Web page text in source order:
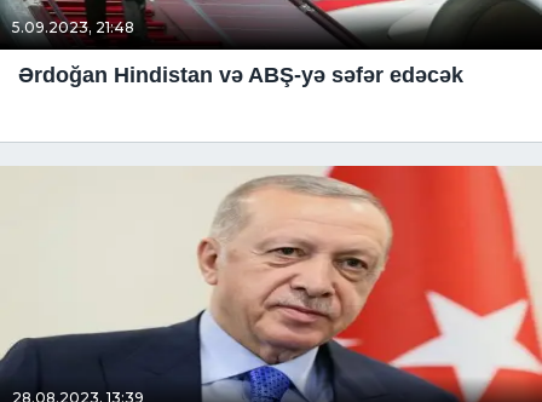
5.09.2023, 21:48
Ərdoğan Hindistan və ABŞ-yə səfər edəcək
28.08.2023, 13:39